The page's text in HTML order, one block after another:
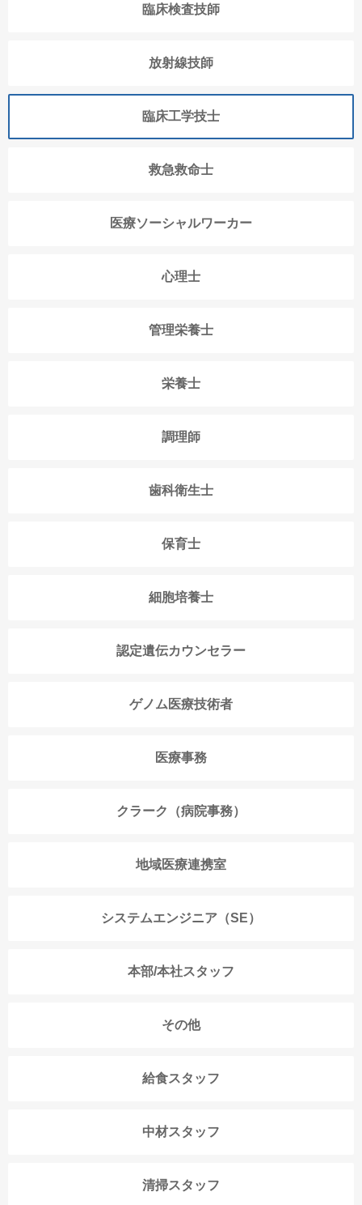
臨床検査技師
放射線技師
臨床工学技士
救急救命士
医療ソーシャルワーカー
心理士
管理栄養士
栄養士
調理師
歯科衛生士
保育士
細胞培養士
認定遺伝カウンセラー
ゲノム医療技術者
医療事務
クラーク（病院事務）
地域医療連携室
システムエンジニア（SE）
本部/本社スタッフ
その他
給食スタッフ
中材スタッフ
清掃スタッフ